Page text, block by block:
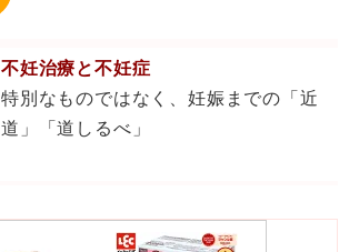
不妊治療と不妊症
特別なものではなく、妊娠までの「近
道」「道しるべ」